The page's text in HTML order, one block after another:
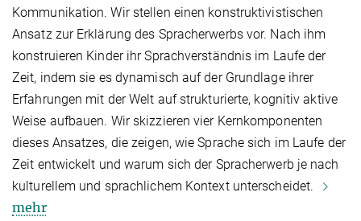
Kommunikation. Wir stellen einen konstruktivistischen
Ansatz zur Erklärung des Spracherwerbs vor. Nach ihm
konstruieren Kinder ihr Sprachverständnis im Laufe der
Zeit, indem sie es dynamisch auf der Grundlage ihrer
Erfahrungen mit der Welt auf strukturierte, kognitiv aktive
Weise aufbauen. Wir skizzieren vier Kernkomponenten
dieses Ansatzes, die zeigen, wie Sprache sich im Laufe der
Zeit entwickelt und warum sich der Spracherwerb je nach
kulturellem und sprachlichem Kontext unterscheidet.
mehr